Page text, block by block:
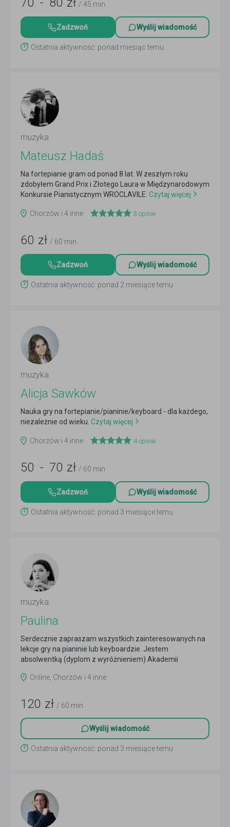
/ 45 min
Zadzwoń Wyślij wiadomość
Ostatnia aktywność: ponad miesiąc temu
muzyka
Mateusz Hadaś
Na fortepianie gram od ponad 8 lat. W zeszłym roku
zdobyłem Grand Prix i Złotego Laura w Międzynarodowym
Konkursie Pianistycznym WROCLAVILE. Czytaj więcej
Chorzów i 4 inne 3 opinie
60 zł / 60 min
Zadzwoń Wyślij wiadomość
Ostatnia aktywność: ponad 2 miesiące temu
muzyka
Alicja Sawków
Nauka gry na fortepianie/pianinie/keyboard - dla każdego,
niezależnie od wieku. Czytaj więcej
Chorzów i 4 inne 4opinie
50 - 70 zł / 60 min
Zadzwoń Wyślij wiadomość
Ostatnia aktywność: ponad 3 miesiące temu
muzyka
Paulina
Serdecznie zapraszam wszystkich zainteresowanych na
lekcje gry na pianinie lub keyboardzie. Jestem
absolwentką (dyplom z wyróżnieniem) Akademii
Online, Chorzów i 4 inne
120 zł / 60 min
Wyślij wiadomość
Ostatnia aktywność: ponad 3 miesiące temu